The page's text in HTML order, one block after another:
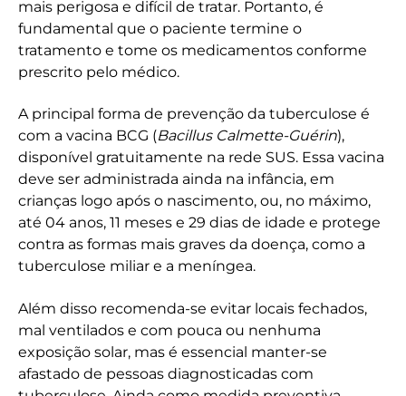
mais perigosa e difícil de tratar. Portanto, é
fundamental que o paciente termine o
tratamento e tome os medicamentos conforme
prescrito pelo médico.
A principal forma de prevenção da tuberculose é
com a vacina BCG (Bacillus Calmette-Guérin),
disponível gratuitamente na rede SUS. Essa vacina
deve ser administrada ainda na infância, em
crianças logo após o nascimento, ou, no máximo,
até 04 anos, 11 meses e 29 dias de idade e protege
contra as formas mais graves da doença, como a
tuberculose miliar e a meníngea.
Além disso recomenda-se evitar locais fechados,
mal ventilados e com pouca ou nenhuma
exposição solar, mas é essencial manter-se
afastado de pessoas diagnosticadas com